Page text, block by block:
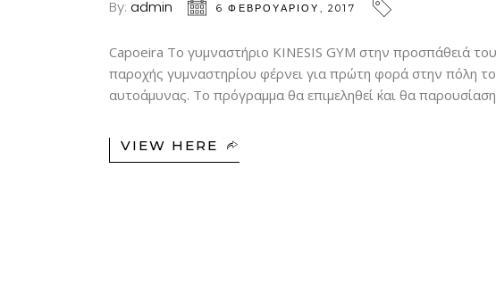
By: admin 6 ΦΕΒΡΟΥΑΡΊΟΥ, 2017
Capoeira Το γυμναστήριο KINESIS GYM στην προσπάθειά
παροχής γυμναστηρίου φέρνει για πρώτη φορά στην πόλη
αυτοάμυνας. Το πρόγραμμα θα επιμεληθεί ΄και θα
VIEW HERE